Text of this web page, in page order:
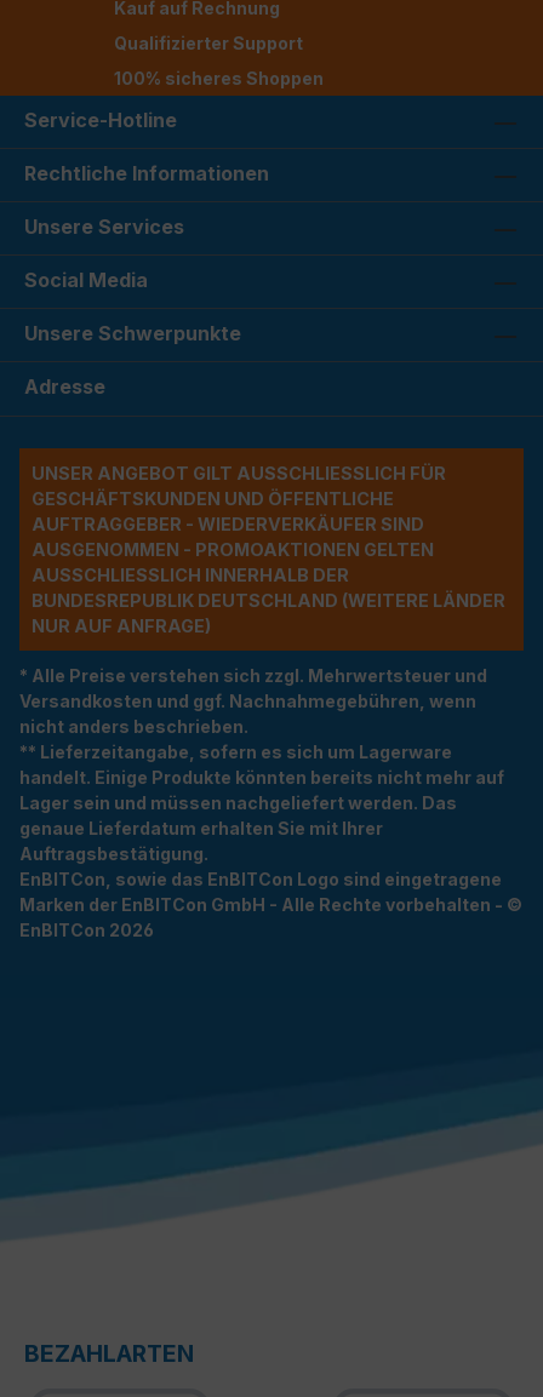
Kauf auf Rechnung
Qualifizierter Support
100% sicheres Shoppen
Service-Hotline
Rechtliche Informationen
Unsere Services
Social Media
Unsere Schwerpunkte
Adresse
UNSER ANGEBOT GILT AUSSCHLIESSLICH FÜR G
ESCHÄFTSKUNDEN UND ÖFFENTLICHE A
UFTRAGGEBER - WIEDERVERKÄUFER SIND A
USGENOMMEN - PROMOAKTIONEN GELTEN A
USSCHLIESSLICH INNERHALB DER BU
NDESREPUBLIK DEUTSCHLAND (WEITERE LÄNDER NU
R AUF ANFRAGE)
* Alle Preise verstehen sich zzgl. Mehrwertsteuer und
Versandkosten und ggf. Nachnahmegebühren, wenn
nicht anders beschrieben.
** Lieferzeitangabe, sofern es sich um Lagerware
handelt. Einige Produkte könnten bereits nicht mehr auf
Lager sein und müssen nachgeliefert werden. Das
genaue Lieferdatum erhalten Sie mit Ihrer
Auftragsbestätigung.
EnBITCon, sowie das EnBITCon Logo sind eingetragene
Marken der EnBITCon GmbH - Alle Rechte vorbehalten - ©
EnBITCon 2026
BEZAHLARTEN